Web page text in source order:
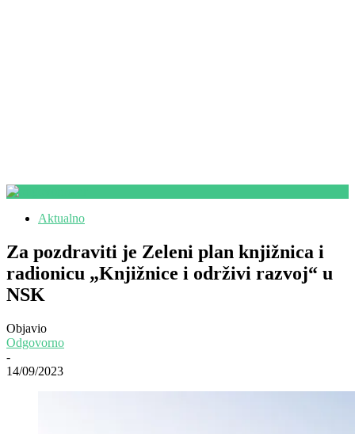
Aktualno
Za pozdraviti je Zeleni plan knjižnica i
radionicu „Knjižnice i održivi razvoj“ u
NSK
Objavio
Odgovorno
-
14/09/2023